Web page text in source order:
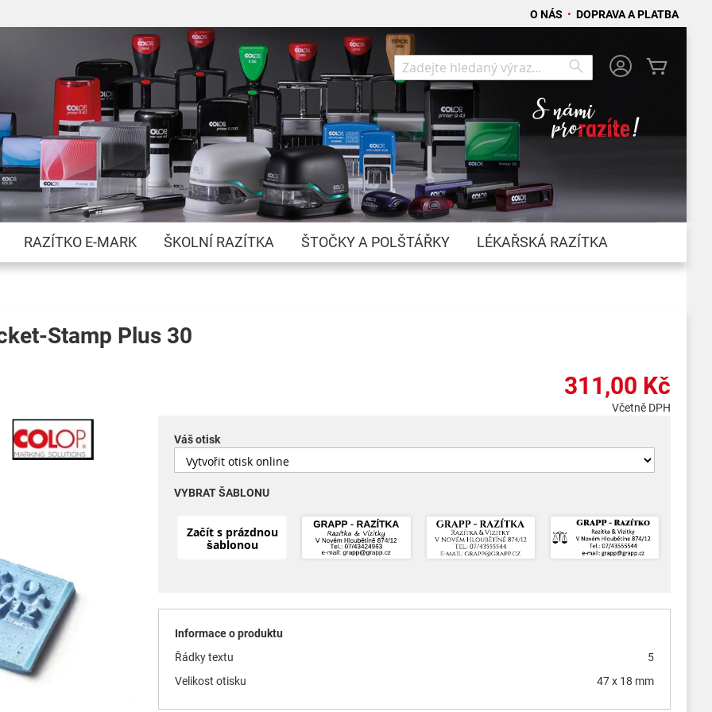
O NÁS • DOPRAVA A PLATBA
Přejít
na
obsah
Search
Search
RAZÍTKO E-MARK ŠKOLNÍ RAZÍTKA ŠTOČKY A POLŠTÁŘKY LÉKAŘSKÁ RAZÍTKA
Stamp Plus 30
311,00 Kč
Včetně DPH
Váš otisk
VYBRAT ŠABLONU
Začít s prázdnou
šablonou
Informace o produktu
Řádky textu
5
Velikost otisku
47 x 18 mm